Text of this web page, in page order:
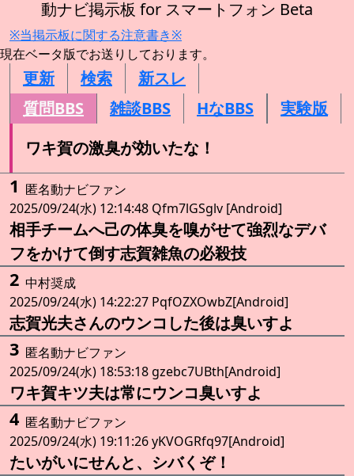
動ナビ掲示板 for スマートフォン Beta
※当掲示板に関する注意書き※
現在ベータ版でお送りしております。
更新 検索
新スレ
質問BBS
雑談BBS HなBBS
実験版
ワキ賀の激臭が効いたな！
1 匿名動ナビファン
2025/09/24(水) 12:14:48 Qfm7lGSglv [Android]
相手チームへ己の体臭を嗅がせて強烈なデバ
フをかけて倒す志賀雑魚の必殺技
2 中村奨成
2025/09/24(水) 14:22:27 PqfOZXOwbZ[Android]
志賀光夫さんのウンコした後は臭いすよ
3 匿名動ナビファン
2025/09/24(水) 18:53:18 gzebc7UBth[Android]
ワキ賀キツ夫は常にウンコ臭いすよ
4 匿名動ナビファン
2025/09/24(水) 19:11:26 yKVOGRfq97[Android]
たいがいにせんと、シバくぞ！